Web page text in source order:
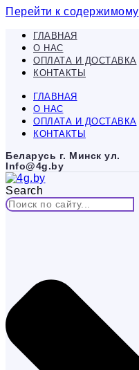
Перейти к содержимому
ГЛАВНАЯ
О НАС
ОПЛАТА И ДОСТАВКА
КОНТАКТЫ
ГЛАВНАЯ
О НАС
ОПЛАТА И ДОСТАВКА
КОНТАКТЫ
Беларусь г. Минск ул.
Info@4g.by
Search